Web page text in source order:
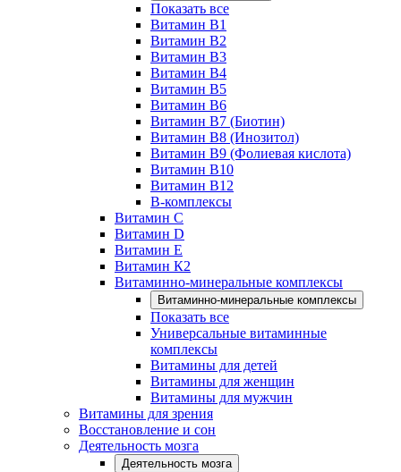
Показать все
Витамин B1
Витамин B2
Витамин B3
Витамин B4
Витамин B5
Витамин B6
Витамин B7 (Биотин)
Витамин B8 (Инозитол)
Витамин B9 (Фолиевая кислота)
Витамин B10
Витамин B12
B-комплексы
Витамин C
Витамин D
Витамин E
Витамин К2
Витаминно-минеральные комплексы
Витаминно-минеральные комплексы
Показать все
Универсальные витаминные
комплексы
Витамины для детей
Витамины для женщин
Витамины для мужчин
Витамины для зрения
Восстановление и сон
Деятельность мозга
Деятельность мозга